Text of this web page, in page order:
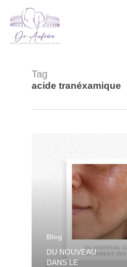
main
content
Tag
acide tranéxamique
Blog
DU NOUVEAU
DANS LE